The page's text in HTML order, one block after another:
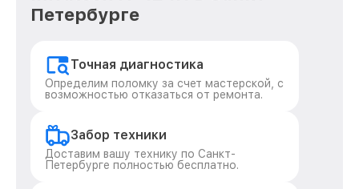
Петербурге
Точная диагностика
Определим поломку за счет мастерской, с
возможностью отказаться от ремонта.
Забор техники
Доставим вашу технику по Санкт-
Петербурге полностью бесплатно.